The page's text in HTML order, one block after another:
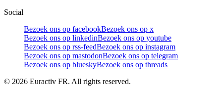
Social
Bezoek ons op facebookBezoek ons op x
Bezoek ons op linkedinBezoek ons op youtube
Bezoek ons op rss-feedBezoek ons op instagram
Bezoek ons op mastodonBezoek ons op telegram
Bezoek ons op blueskyBezoek ons op threads
© 2026 Euractiv FR. All rights reserved.